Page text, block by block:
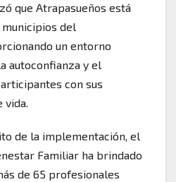
que Atrapasueños está
municipios del
un entorno
autoconfianza y el
con sus
vida.
de la implementación, el
Familiar ha brindado
de 65 profesionales